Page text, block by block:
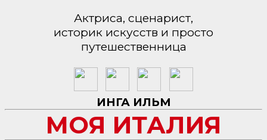
Актриса, сценарист,
историк искусств и просто
путешественница
ИНГА ИЛЬМ
МОЯ ИТАЛИЯ